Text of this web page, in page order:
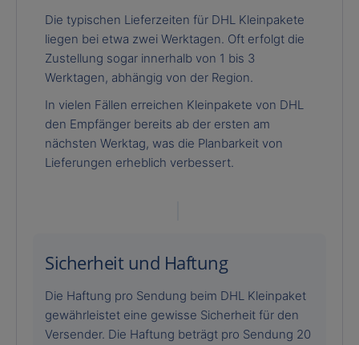
Die typischen Lieferzeiten für DHL Kleinpakete
liegen bei etwa zwei Werktagen. Oft erfolgt die
Zustellung sogar innerhalb von 1 bis 3
Werktagen, abhängig von der Region.
In vielen Fällen erreichen Kleinpakete von DHL
den Empfänger bereits ab der ersten am
nächsten Werktag, was die Planbarkeit von
Lieferungen erheblich verbessert.
Sicherheit und Haftung
Die Haftung pro Sendung beim DHL Kleinpaket
gewährleistet eine gewisse Sicherheit für den
Versender. Die Haftung beträgt pro Sendung 20